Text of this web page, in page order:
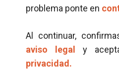
problema ponte en
Al continuar,
aviso legal
y
privacidad.